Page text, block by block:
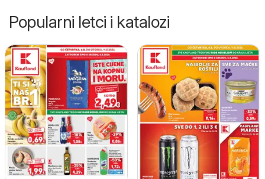
Popularni letci i katalozi